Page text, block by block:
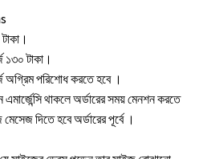
১৩০ টাকা।
অগ্রিম পরিশোধ করতে হবে ।
থাকলে অর্ডারের সময় মেনশন করতে
দিতে হবে অর্ডারের পূর্বে ।